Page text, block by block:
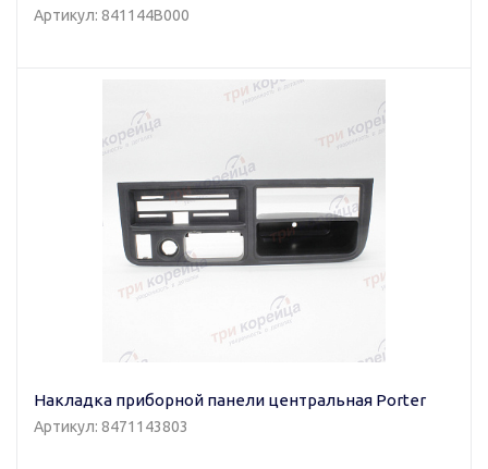
Артикул: 841144B000
Накладка приборной панели центральная Porter
Артикул: 8471143803